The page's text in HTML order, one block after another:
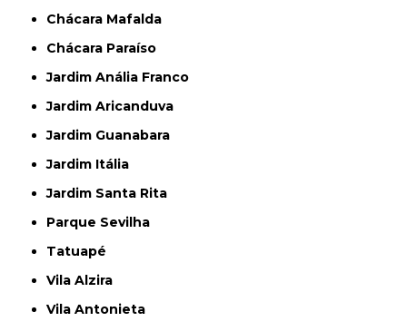
Chácara Mafalda
Chácara Paraíso
Jardim Anália Franco
Jardim Aricanduva
Jardim Guanabara
Jardim Itália
Jardim Santa Rita
Parque Sevilha
Tatuapé
Vila Alzira
Vila Antonieta